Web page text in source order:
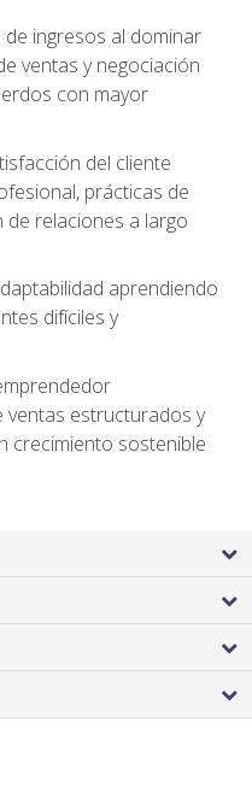
ingresos al dominar
ventas y negociación
con mayor
del cliente
prácticas de
relaciones a largo
aprendiendo
difíciles y
estructurados y
crecimiento sostenible